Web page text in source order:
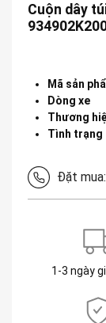
Cuộn dây
Mã sản
Dòng xe
Thương
Tình trạng
Đặt mua:
1-3 ngày